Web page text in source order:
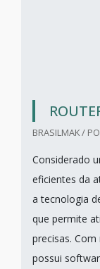
BRASILMAK /
Considerado
eficientes da
a tecnologia
que permite
precisas.
possui